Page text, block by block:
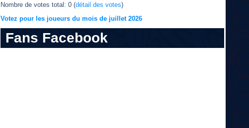
Nombre de votes total: 0 (détail des votes)
Votez pour les joueurs du mois de juillet 2026
Fans Facebook